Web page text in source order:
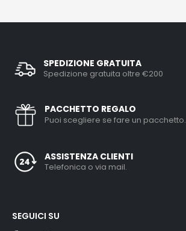
SPEDIZIONE GRATUITA
Spedizione gratuita oltre €200
PACCHETTO REGALO
Puoi scegliere se fare un pacchetto.
ASSISTENZA CLIENTI
Telefonica o via mail.
SEGUICI SU